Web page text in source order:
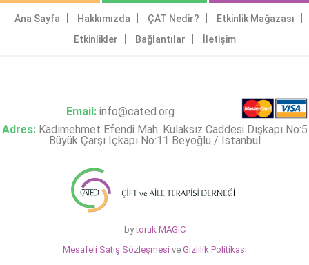
Ana Sayfa Hakkımızda ÇAT Nedir?
Etkinlik Mağazası
Etkinlikler
Bağlantılar İletişim
Email: info@cated.org
Adres: Kadımehmet Efendi Mah. Kulaksız Caddesi Dışkapı No:5
Büyük Çarşı İçkapı No:11 Beyoğlu / İstanbul
bytoruk MAGIC
Mesafeli Satış Sözleşmesi ve Gizlilik Politikası